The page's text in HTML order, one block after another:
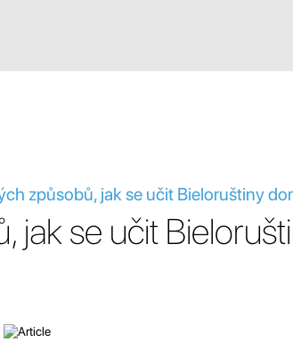
způsobů, jak se učit Bieloruštiny
jak se učit